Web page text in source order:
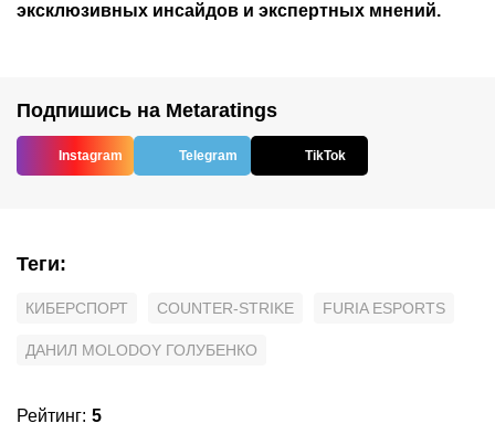
эксклюзивных инсайдов и экспертных мнений.
Подпишись на Metaratings
Instagram Telegram TikTok
Теги:
КИБЕРСПОРТ COUNTER-STRIKE FURIA ESPORTS
ДАНИЛ MOLODOY ГОЛУБЕНКО
Рейтинг: 5